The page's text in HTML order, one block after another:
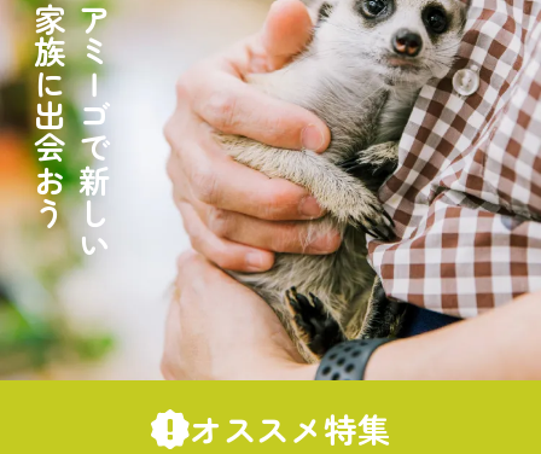
アミーゴで新しい
家族に出会おう
オススメ特集